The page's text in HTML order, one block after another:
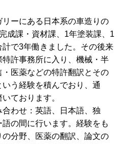
ーにある日本系の車造りの
成課・資材課、1年塗装課、1
で3年働きました。その後来
特許事務所に入り、機械・半
医薬などの特許翻訳とその
う経験を積んでおり、通
ております。
わせ：英語、日本語、独
の間に行います。経験をも
分野、医薬の翻訳、論文の